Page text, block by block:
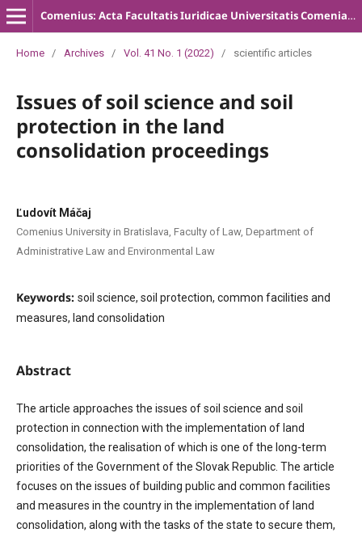
Comenius: Acta Facultatis Iuridicae Universitatis Comenianae
Home / Archives / Vol. 41 No. 1 (2022) / scientific articles
Issues of soil science and soil
protection in the land
consolidation proceedings
Ľudovít Máčaj
Comenius University in Bratislava, Faculty of Law, Department of
Administrative Law and Environmental Law
Keywords: soil science, soil protection, common facilities and
measures, land consolidation
Abstract
The article approaches the issues of soil science and soil
protection in connection with the implementation of land
consolidation, the realisation of which is one of the long-term
priorities of the Government of the Slovak Republic. The article
focuses on the issues of building public and common facilities
and measures in the country in the implementation of land
consolidation, along with the tasks of the state to secure them,